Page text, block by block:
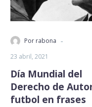
Por rabona -
23 abril, 2021
Día Mundial del
Derecho de
futbol en frases